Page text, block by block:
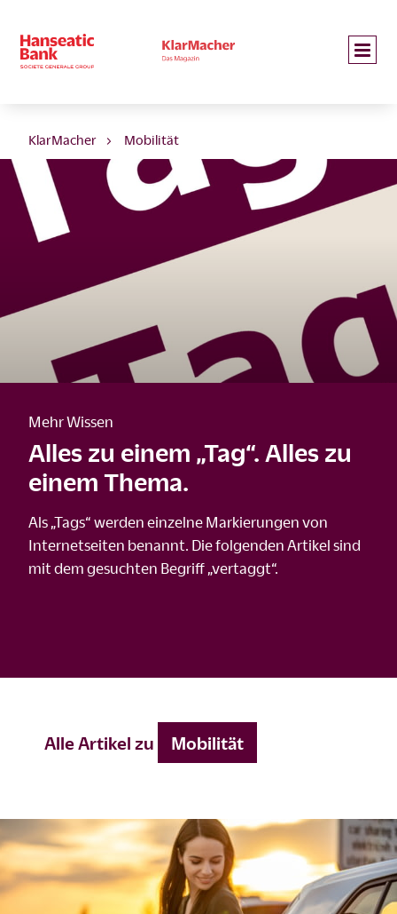
KlarMacher Mobilität
Mehr Wissen
Alles zu einem „Tag“. Alles zu
einem Thema.
Als „Tags“ werden einzelne Markierungen von
Internetseiten benannt. Die folgenden Artikel sind
mit dem gesuchten Begriff „vertaggt“.
Alle Artikel zu Mobilität